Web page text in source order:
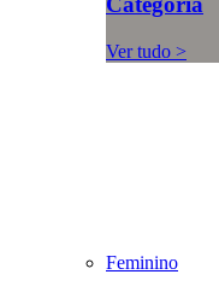
Ver tudo >
Feminino